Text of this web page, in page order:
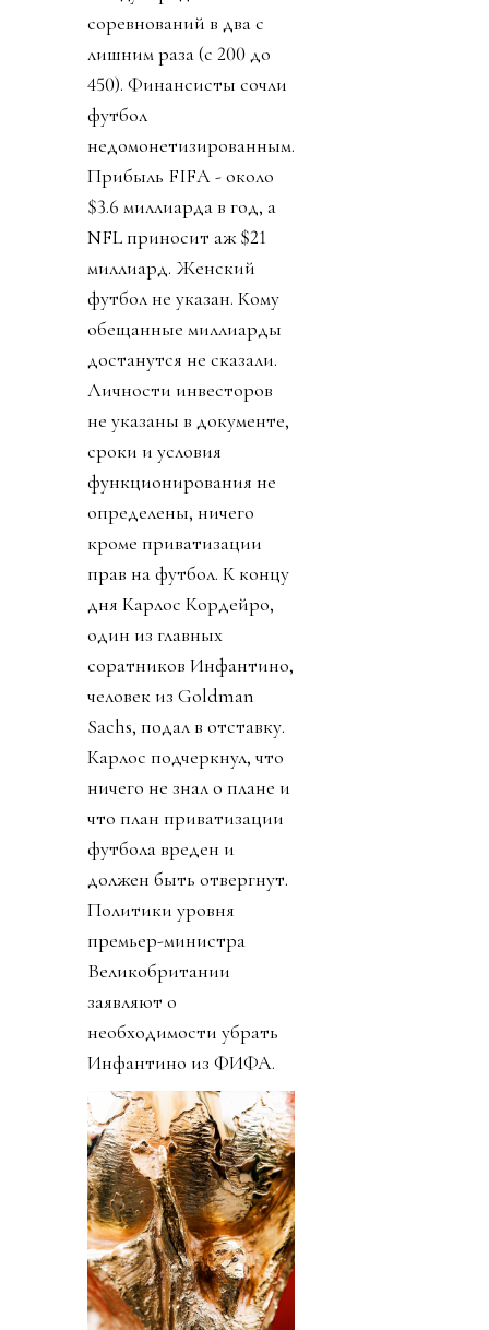
соревнований в два с
лишним раза (с 200 до
450). Финансисты сочли
футбол
недомонетизированным.
Прибыль FIFA - около
$3.6 миллиарда в год, а
NFL приносит аж $21
миллиард. Женский
футбол не указан. Кому
обещанные миллиарды
достанутся не сказали.
Личности инвесторов
не указаны в документе,
сроки и условия
функционирования не
определены, ничего
кроме приватизации
прав на футбол. К концу
дня Карлос Кордейро,
один из главных
соратников Инфантино,
человек из Goldman
Sachs, подал в отставку.
Карлос подчеркнул, что
ничего не знал о плане и
что план приватизации
футбола вреден и
должен быть отвергнут.
Политики уровня
премьер-министра
Великобритании
заявляют о
необходимости убрать
Инфантино из ФИФА.